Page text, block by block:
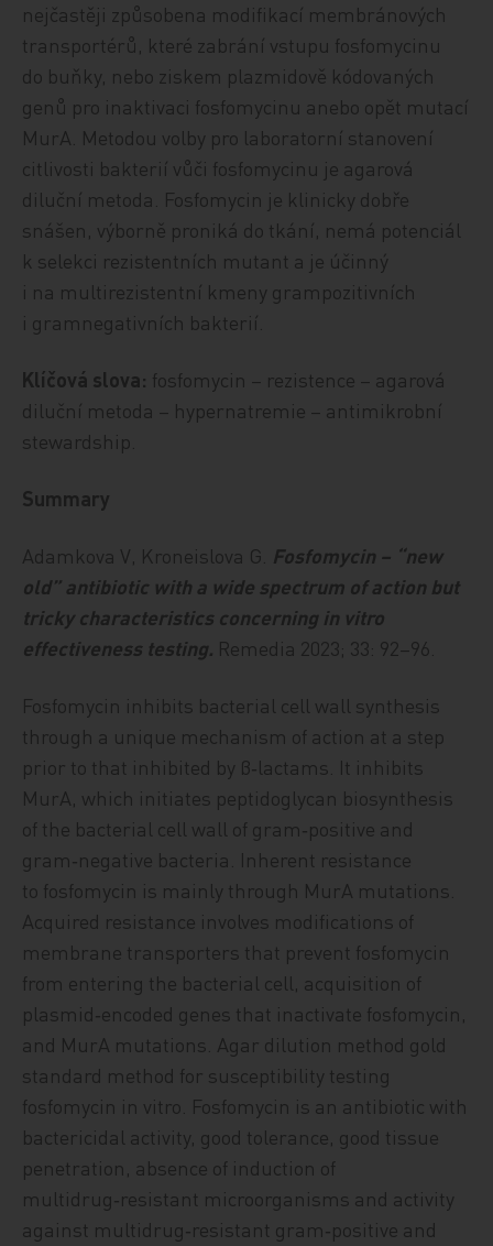
nejčastěji způsobena modifikací membránových
transportérů, které zabrání vstupu fosfomycinu
do buňky, nebo ziskem plazmidově kódovaných
genů pro inaktivaci fosfomycinu anebo opět mutací
MurA. Metodou volby pro laboratorní stanovení
citlivosti bakterií vůči fosfomycinu je agarová
diluční metoda. Fosfomycin je klinicky dobře
snášen, výborně proniká do tkání, nemá potenciál
k selekci rezistentních mutant a je účinný
i na multirezistentní kmeny grampozitivních
i gramnegativních bakterií.
Klíčová slova: fosfomycin – rezistence – agarová
diluční metoda – hypernatremie – antimikrobní
stewardship.
Summary
Adamkova V, Kroneislova G. Fosfomycin – “new
old” antibiotic with a wide spectrum of action but
tricky characteristics concerning in vitro
effectiveness testing. Remedia 2023; 33: 92–96.
Fosfomycin inhibits bacterial cell wall synthesis
through a unique mechanism of action at a step
prior to that inhibited by β‑lactams. It inhibits
MurA, which initiates peptidoglycan biosynthesis
of the bacterial cell wall of gram‑positive and
gram‑negative bacteria. Inherent resistance
to fosfomycin is mainly through MurA mutations.
Acquired resistance involves modifications of
membrane transporters that prevent fosfomycin
from entering the bacterial cell, acquisition of
plasmid‑encoded genes that inactivate fosfomycin,
and MurA mutations. Agar dilution method gold
standard method for susceptibility testing
fosfomycin in vitro. Fosfomycin is an antibiotic with
bactericidal activity, good tolerance, good tissue
penetration, absence of induction of
multidrug‑resistant microorganisms and activity
against multidrug‑resistant gram‑positive and